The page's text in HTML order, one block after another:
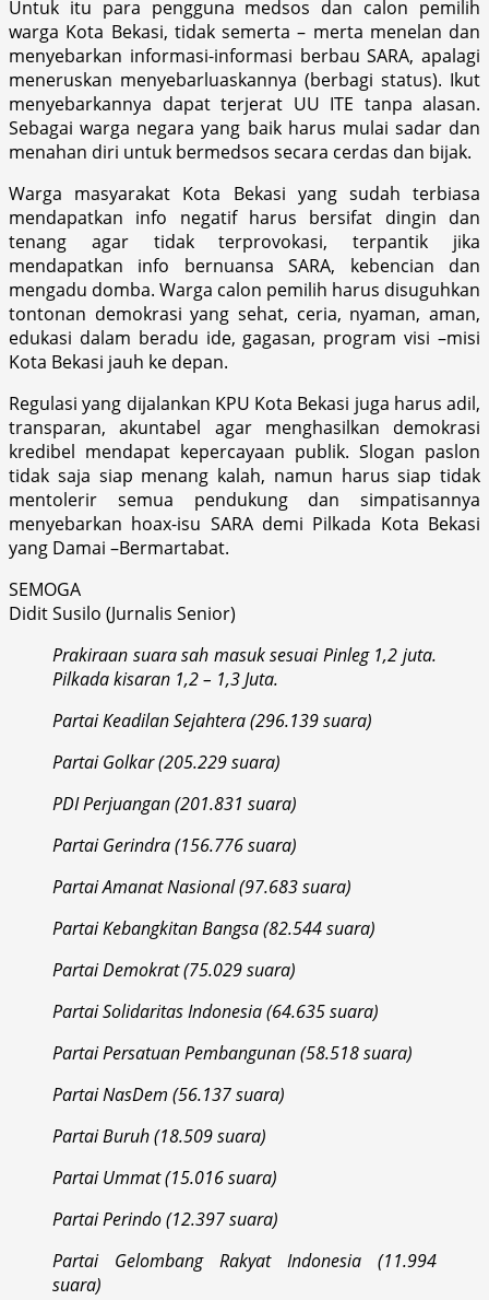
Untuk itu para pengguna medsos dan calon pemilih
warga Kota Bekasi, tidak semerta – merta menelan dan
menyebarkan informasi-informasi berbau SARA, apalagi
meneruskan menyebarluaskannya (berbagi status). Ikut
menyebarkannya dapat terjerat UU ITE tanpa alasan.
Sebagai warga negara yang baik harus mulai sadar dan
menahan diri untuk bermedsos secara cerdas dan bijak.
Warga masyarakat Kota Bekasi yang sudah terbiasa
mendapatkan info negatif harus bersifat dingin dan
tenang agar tidak terprovokasi, terpantik jika
mendapatkan info bernuansa SARA, kebencian dan
mengadu domba. Warga calon pemilih harus disuguhkan
tontonan demokrasi yang sehat, ceria, nyaman, aman,
edukasi dalam beradu ide, gagasan, program visi –misi
Kota Bekasi jauh ke depan.
Regulasi yang dijalankan KPU Kota Bekasi juga harus adil,
transparan, akuntabel agar menghasilkan demokrasi
kredibel mendapat kepercayaan publik. Slogan paslon
tidak saja siap menang kalah, namun harus siap tidak
mentolerir semua pendukung dan simpatisannya
menyebarkan hoax-isu SARA demi Pilkada Kota Bekasi
yang Damai –Bermartabat.
SEMOGA
Didit Susilo (Jurnalis Senior)
Prakiraan suara sah masuk sesuai Pinleg 1,2 juta.
Pilkada kisaran 1,2 – 1,3 Juta.
Partai Keadilan Sejahtera (296.139 suara)
Partai Golkar (205.229 suara)
PDI Perjuangan (201.831 suara)
Partai Gerindra (156.776 suara)
Partai Amanat Nasional (97.683 suara)
Partai Kebangkitan Bangsa (82.544 suara)
Partai Demokrat (75.029 suara)
Partai Solidaritas Indonesia (64.635 suara)
Partai Persatuan Pembangunan (58.518 suara)
Partai NasDem (56.137 suara)
Partai Buruh (18.509 suara)
Partai Ummat (15.016 suara)
Partai Perindo (12.397 suara)
Partai Gelombang Rakyat Indonesia (11.994
suara)